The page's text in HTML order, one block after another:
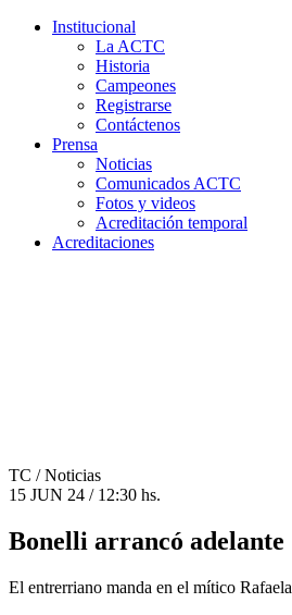
Institucional
La ACTC
Historia
Campeones
Registrarse
Contáctenos
Prensa
Noticias
Comunicados ACTC
Fotos y videos
Acreditación temporal
Acreditaciones
TC / Noticias
15 JUN 24 / 12:30 hs.
Bonelli arrancó adelante
El entrerriano manda en el mítico Rafaela